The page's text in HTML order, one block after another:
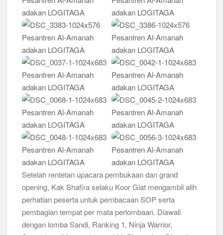
Setelah rentetan upacara pembukaan dan grand
opening, Kak Shafira selaku Koor Giat mengambil alih
perhatian peserta untuk pembacaan SOP serta
pembagian tempat per mata perlombaan. Diawali
dengan lomba Sandi, Ranking 1, Ninja Warrior,